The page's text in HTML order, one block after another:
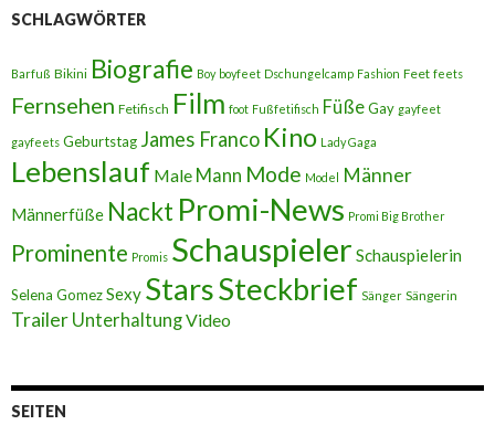
SCHLAGWÖRTER
Barfuß Bikini Biografie Boy boyfeet Dschungelcamp Fashion Feet feets
Fernsehen Fetifisch Film foot Fußfetifisch FüßeGay gayfeet
gayfeets Geburtstag James Franco Kino Lady Gaga
Lebenslauf Male Mann Mode Model Männer
Männerfüße Nackt Promi-News Promi Big Brother
Prominente Promis Schauspieler Schauspielerin
Selena GomezSexy StarsSteckbrief Sänger Sängerin
Trailer UnterhaltungVideo
SEITEN